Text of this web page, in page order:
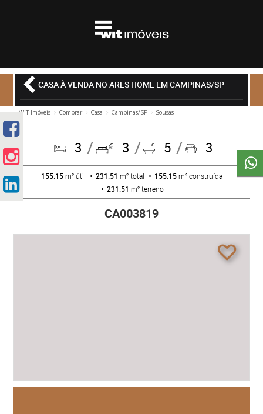
CASA À VENDA NO ARES HOME EM CAMPINAS/SP
WIT Imóveis Comprar Casa Campinas/SP Sousas
3 3 5 3
155.15m² útil 231.51 m² total 155.15m² construída
231.51 m² terreno
CA003819